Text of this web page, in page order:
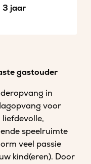
3 jaar
gastouder
in
voor
speelruimte
veel passie
kind(eren). Door